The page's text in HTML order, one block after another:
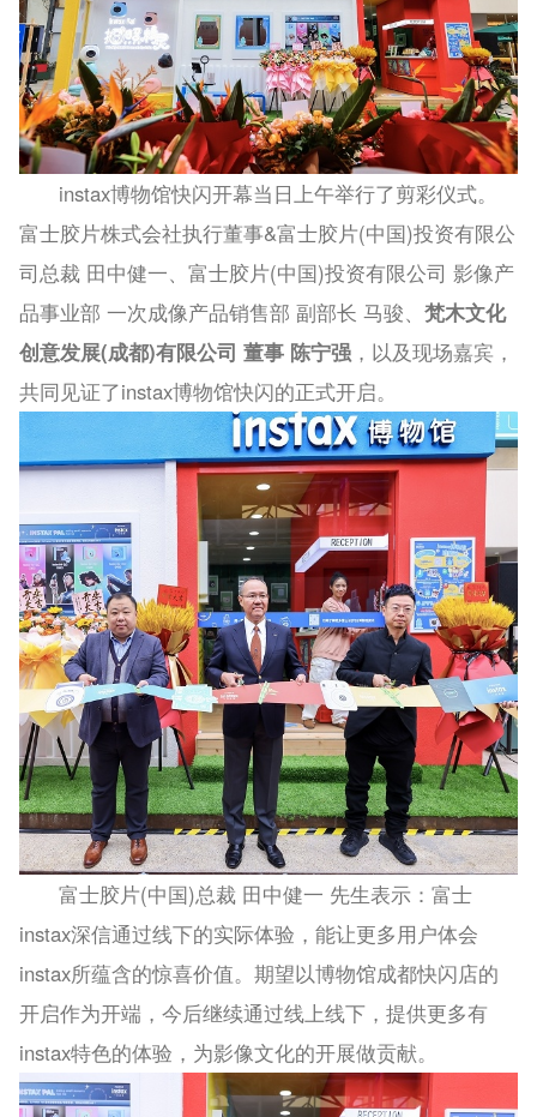
instax博物馆快闪开幕当日上午举行了剪彩仪式。
富士胶片株式会社执行董事&富士胶片(中国)投资有限公
司总裁 田中健一、富士胶片(中国)投资有限公司 影像产
品事业部 一次成像产品销售部 副部长 马骏、 梵木文化
创意发展(成都)有限公司 董事 陈宁强，以及现场嘉宾，
共同见证了instax博物馆快闪的正式开启。
富士胶片(中国)总裁 田中健一 先生表示：富士
instax深信通过线下的实际体验，能让更多用户体会
instax所蕴含的惊喜价值。期望以博物馆成都快闪店的
开启作为开端，今后继续通过线上线下，提供更多有
instax特色的体验，为影像文化的开展做贡献。